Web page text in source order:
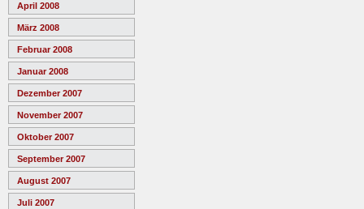
April 2008
März 2008
Februar 2008
Januar 2008
Dezember 2007
November 2007
Oktober 2007
September 2007
August 2007
Juli 2007